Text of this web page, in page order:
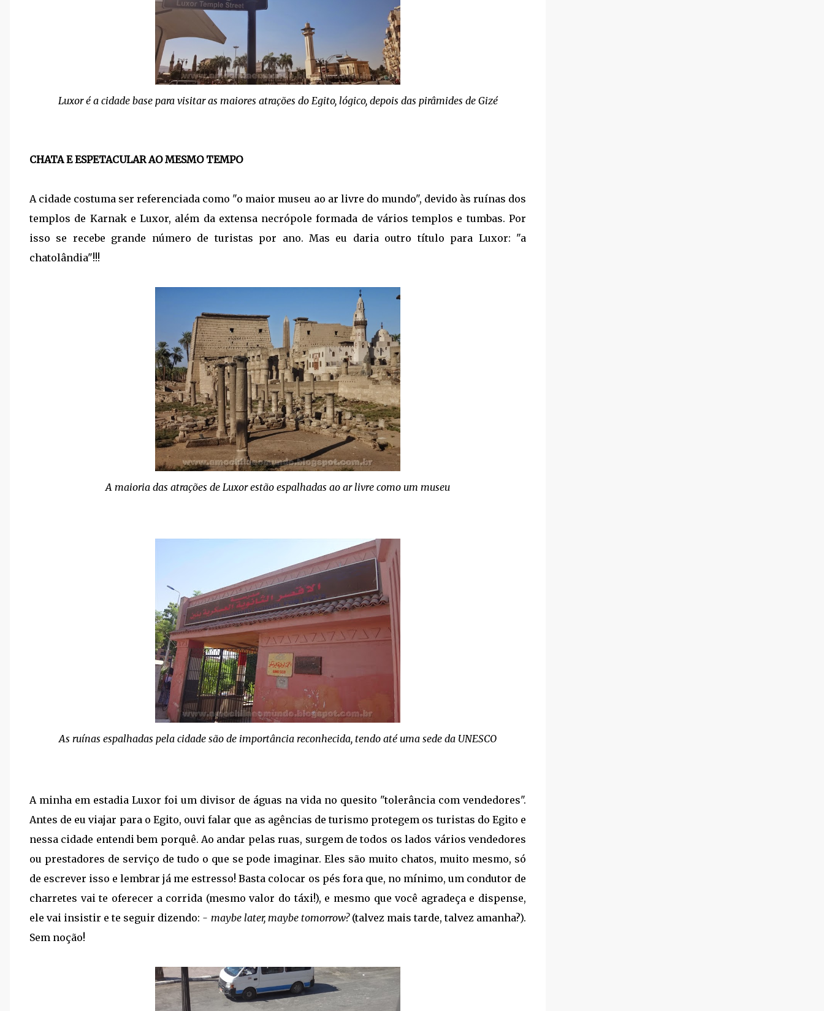
Luxor é a cidade base para visitar as maiores atrações do Egito, lógico, depois das pirâmides de Gizé
CHATA E ESPETACULAR AO MESMO TEMPO
A cidade costuma ser referenciada como "o maior museu ao ar livre do mundo", devido às ruínas dos
templos de Karnak e Luxor, além da extensa necrópole formada de vários templos e tumbas. Por
isso se recebe grande número de turistas por ano. Mas eu daria outro título para Luxor: "a
chatolândia"!!!
A maioria das atrações de Luxor estão espalhadas ao ar livre como um museu
As ruínas espalhadas pela cidade são de importância reconhecida, tendo até uma sede da UNESCO
A minha em estadia Luxor foi um divisor de águas na vida no quesito "tolerância com vendedores".
Antes de eu viajar para o Egito, ouvi falar que as agências de turismo protegem os turistas do Egito e
nessa cidade entendi bem porquê. Ao andar pelas ruas, surgem de todos os lados vários vendedores
ou prestadores de serviço de tudo o que se pode imaginar. Eles são muito chatos, muito mesmo, só
de escrever isso e lembrar já me estresso! Basta colocar os pés fora que, no mínimo, um condutor de
charretes vai te oferecer a corrida (mesmo valor do táxi!), e mesmo que você agradeça e dispense,
ele vai insistir e te seguir dizendo: - maybe later, maybe tomorrow?(talvez mais tarde, talvez amanha?).
Sem noção!